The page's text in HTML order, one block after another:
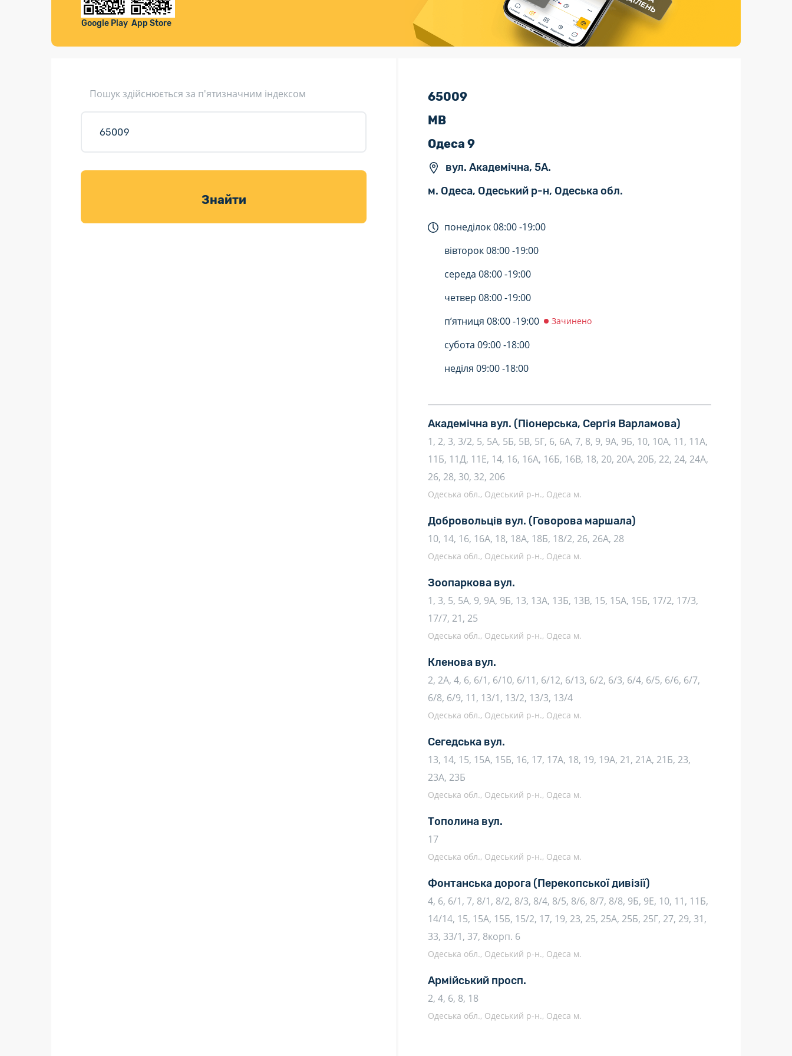
Листи та листівки
Доставка товарів для саду
Валютно-обмінні операції
Страхові послуги
Каталог «Укрпошта Маркет»
Google Play App Store
Пошук здійснюється за п'ятизначним індексом
Знайти
65009
МВ
Одеса 9
вул. Академічна, 5А.
м. Одеса, Одеський р-н, Одеська обл.
понеділок08:00 -19:00
вівторок08:00 -19:00
середа 08:00 -19:00
четвер 08:00 -19:00
п’ятниця 08:00 -19:00 Зачинено
субота 09:00 -18:00
неділя 09:00 -18:00
Академічна вул. (Піонерська, Сергія Варламова)
1, 2, 3, 3/2, 5, 5А, 5Б, 5В, 5Г, 6, 6А, 7, 8, 9, 9А, 9Б, 10, 10А, 11, 11А,
11Б, 11Д, 11Е, 14, 16, 16А, 16Б, 16В, 18, 20, 20А, 20Б, 22, 24, 24А,
26, 28, 30, 32, 206
Одеська обл., Одеський р-н., Одеса м.
Добровольців вул. (Говорова маршала)
10, 14, 16, 16А, 18, 18А, 18Б, 18/2, 26, 26А, 28
Одеська обл., Одеський р-н., Одеса м.
Зоопаркова вул.
1, 3, 5, 5А, 9, 9А, 9Б, 13, 13А, 13Б, 13В, 15, 15А, 15Б, 17/2, 17/3,
17/7, 21, 25
Одеська обл., Одеський р-н., Одеса м.
Кленова вул.
2, 2А, 4, 6, 6/1, 6/10, 6/11, 6/12, 6/13, 6/2, 6/3, 6/4, 6/5, 6/6, 6/7,
6/8, 6/9, 11, 13/1, 13/2, 13/3, 13/4
Одеська обл., Одеський р-н., Одеса м.
Сегедська вул.
13, 14, 15, 15А, 15Б, 16, 17, 17А, 18, 19, 19А, 21, 21А, 21Б, 23,
23А, 23Б
Одеська обл., Одеський р-н., Одеса м.
Тополина вул.
17
Одеська обл., Одеський р-н., Одеса м.
Фонтанська дорога(Перекопської дивізії)
4, 6, 6/1, 7, 8/1, 8/2, 8/3, 8/4, 8/5, 8/6, 8/7, 8/8, 9Б, 9Е, 10, 11, 11Б,
14/14, 15, 15А, 15Б, 15/2, 17, 19, 23, 25, 25А, 25Б, 25Г, 27, 29, 31,
33, 33/1, 37, 8корп. 6
Одеська обл., Одеський р-н., Одеса м.
Армійський просп.
2, 4, 6, 8, 18
Одеська обл., Одеський р-н., Одеса м.